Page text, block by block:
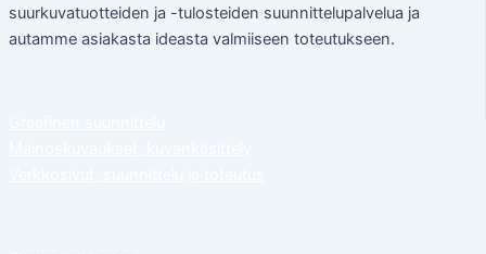
suurkuvatuotteiden ja -tulosteiden suunnittelupalvelua ja
autamme asiakasta ideasta valmiiseen toteutukseen.